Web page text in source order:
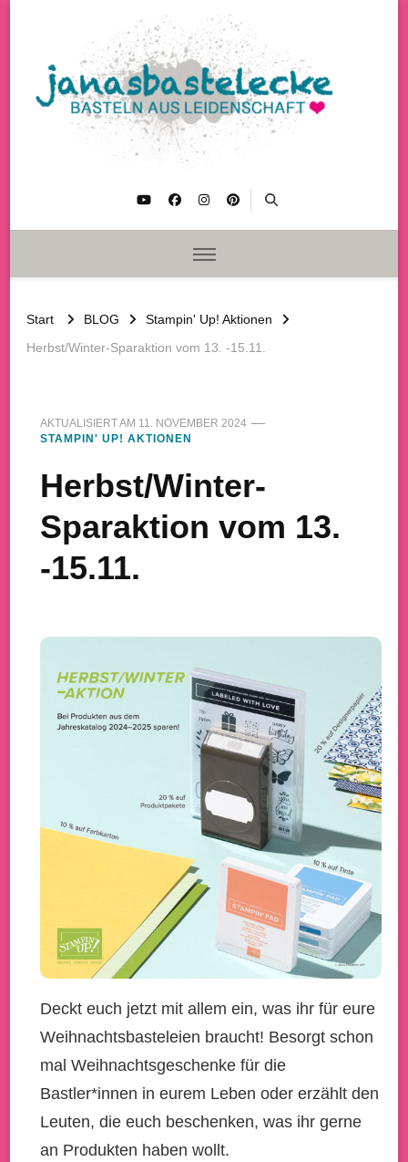
Start BLOG
Stampin' Up! Aktionen
Herbst/Winter-Sparaktion vom 13. -15.11.
AKTUALISIERT AM 11. NOVEMBER 2024
STAMPIN' UP! AKTIONEN
Herbst/Winter-
Sparaktion vom 13.
-15.11.
Deckt euch jetzt mit allem ein, was ihr für eure
Weihnachtsbasteleien braucht! Besorgt schon
mal Weihnachtsgeschenke für die
Bastler*innen in eurem Leben oder erzählt den
Leuten, die euch beschenken, was ihr gerne
an Produkten haben wollt.